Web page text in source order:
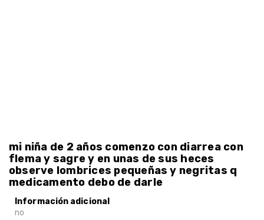
mi niña de 2 años comenzo con diarrea con
flema y sagre y en unas de sus heces
observe lombrices pequeñas y negritas q
medicamento debo de darle
Información adicional
no